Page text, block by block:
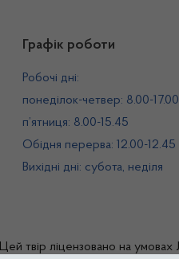
Графік роботи
Робочі дні:
понеділок-четвер: 8.00-17.00
п’ятниця: 8.00-15.45
Обідня перерва: 12.00-12.45
Вихідні дні: субота, неділя
Цей твір ліцензовано на умовах